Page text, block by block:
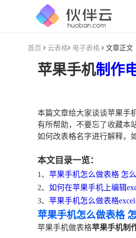
首页 云表格 电子表格 文章正文
苹果手机制作
本篇文章给大家谈谈苹果手
有所帮助，不要忘了收藏本
如何改表格名字进行解释，
本文目录一览：
1、 苹果手机怎么做表格 怎
2、 如何在苹果手机上编辑
3、 苹果手机怎么做表格
苹果手机怎么做表格
苹果手机做表格苹果手机制